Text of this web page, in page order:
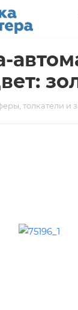
толкатели и